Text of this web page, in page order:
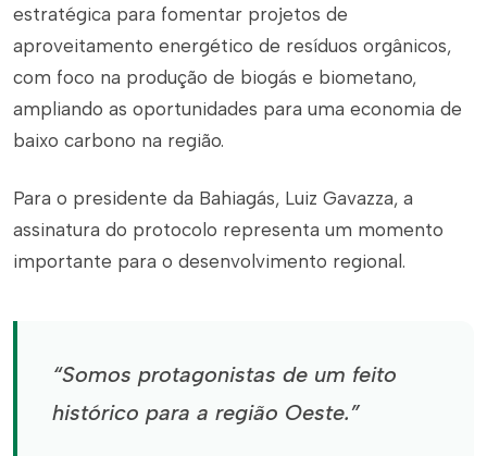
estratégica para fomentar projetos de
aproveitamento energético de resíduos orgânicos,
com foco na produção de biogás e biometano,
ampliando as oportunidades para uma economia de
baixo carbono na região.
Para o presidente da Bahiagás, Luiz Gavazza, a
assinatura do protocolo representa um momento
importante para o desenvolvimento regional.
“Somos protagonistas de um feito
histórico para a região Oeste.”